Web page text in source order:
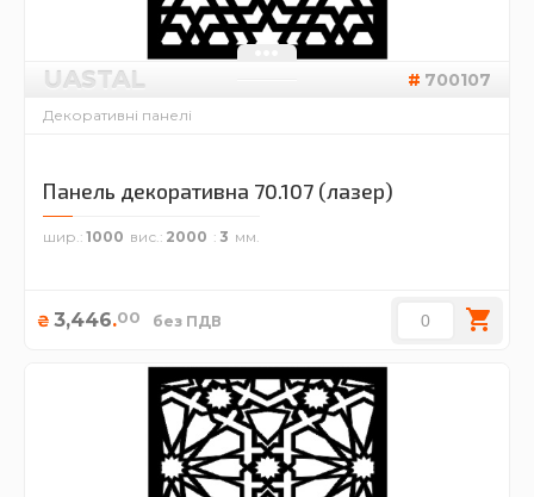
UASTAL 700107
Декоративні панелі
Панель декоративна 70.107 (лазер)
шир. 1000 вис. 2000 3
₴ 3,446.00 без ПДВ